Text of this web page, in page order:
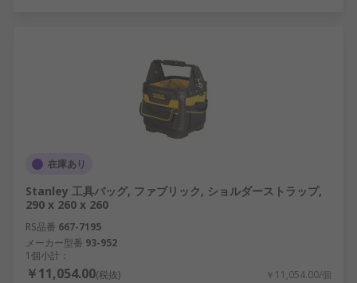
在庫あり
Stanley 工具バッグ, ファブリック, ショルダーストラップ,
290 x 260 x 260
RS品番 667-7195
メーカー型番 93-952
1個小計：
￥11,054.00(税抜) ￥11,054.00/個